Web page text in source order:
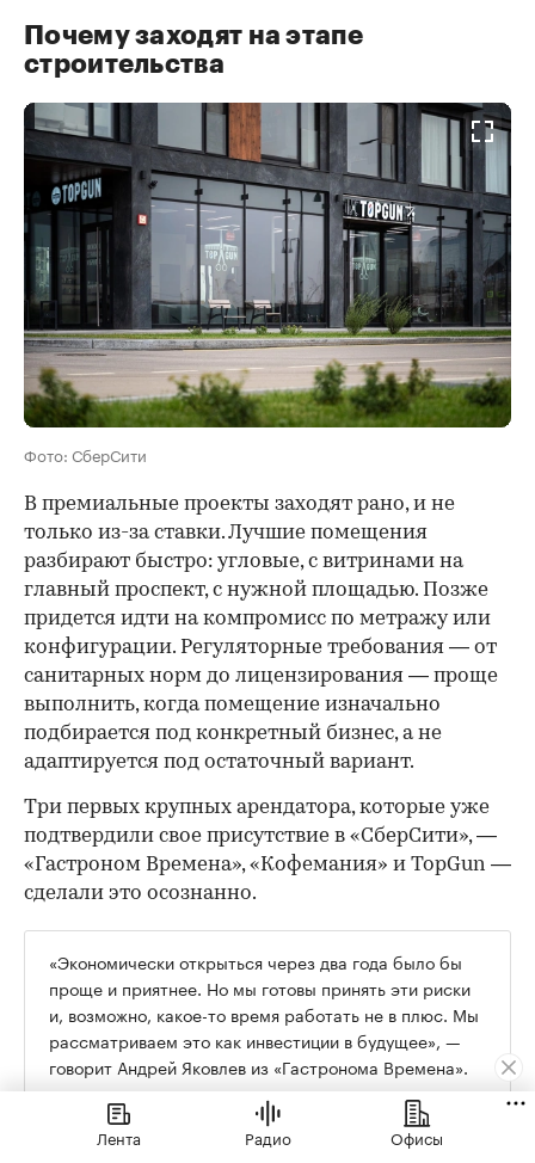
Почему заходят на этапе
строительства
Фото: СберСити
В премиальные проекты заходят рано, и не
только из-за ставки. Лучшие помещения
разбирают быстро: угловые, с витринами на
главный проспект, с нужной площадью. Позже
придется идти на компромисс по метражу или
конфигурации. Регуляторные требования — от
санитарных норм до лицензирования — проще
выполнить, когда помещение изначально
подбирается под конкретный бизнес, а не
адаптируется под остаточный вариант.
Три первых крупных арендатора, которые уже
подтвердили свое присутствие в «СберСити», —
«Гастроном Времена», «Кофемания» и TopGun —
сделали это осознанно.
«Экономически открыться через два года было бы
проще и приятнее. Но мы готовы принять эти риски
и, возможно, какое-то время работать не в плюс. Мы
рассматриваем это как инвестиции в будущее», —
говорит Андрей Яковлев из «Гастронома Времена».
Их формат в «СберСити» кардинально
Лента Радио Офисы